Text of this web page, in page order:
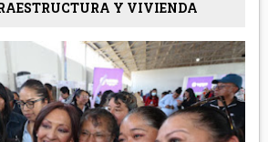
Y VIVIENDA